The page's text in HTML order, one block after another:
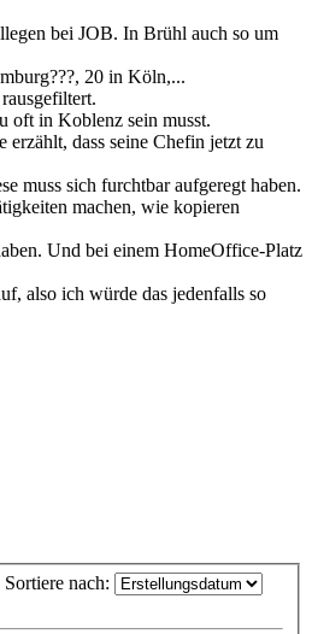
bei JOB. In Brühl auch so um
20 in Köln,...
oft in Koblenz sein musst.
erzählt, dass seine Chefin jetzt zu
muss sich furchtbar aufgeregt haben.
machen, wie kopieren
Und bei einem HomeOffice-Platz
also ich würde das jedenfalls so
Sortiere nach: